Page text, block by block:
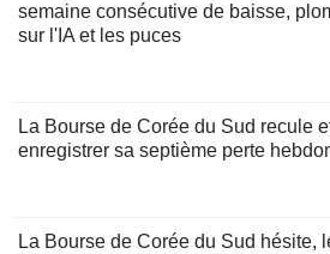
semaine consécutive de baisse,
sur l'IA et les puces
La Bourse de Corée du Sud recule
enregistrer sa septième perte
La Bourse de Corée du Sud hésite,